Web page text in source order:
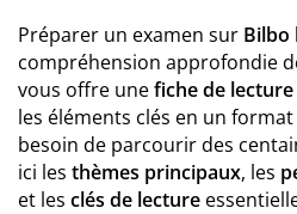
Préparer un examen sur Bilbo
compréhension approfondie
vous offre unefiche de
les éléments clés en un
besoin de parcourir des
ici les thèmes principaux, les
et les clés de lecture